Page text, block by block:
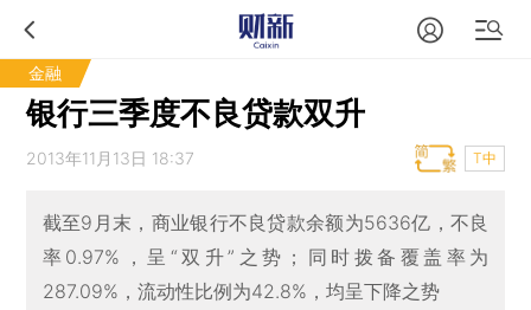
金融
银行三季度不良贷款双升
2013年11月13日 18:37 T中
截至9月末，商业银行不良贷款余额为5636亿，不良
率0.97%，呈“双升”之势；同时拨备覆盖率为
287.09%，流动性比例为42.8%，均呈下降之势